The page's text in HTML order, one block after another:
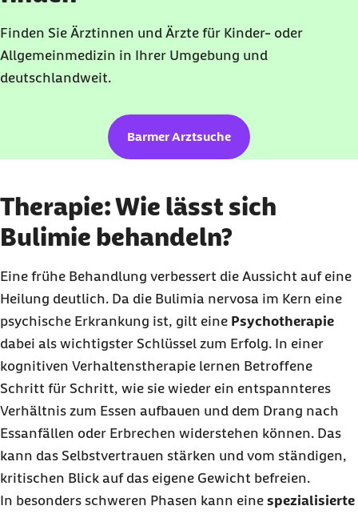
Finden Sie Ärztinnen und Ärzte für Kinder- oder
Allgemeinmedizin in Ihrer Umgebung und
deutschlandweit.
Barmer Arztsuche
Therapie: Wie lässt sich
Bulimie behandeln?
Eine frühe Behandlung verbessert die Aussicht auf eine
Heilung deutlich. Da die Bulimia nervosa im Kern eine
psychische Erkrankung ist, gilt eine Psychotherapie
dabei als wichtigster Schlüssel zum Erfolg. In einer
kognitiven Verhaltenstherapie lernen Betroffene
Schritt für Schritt, wie sie wieder ein entspannteres
Verhältnis zum Essen aufbauen und dem Drang nach
Essanfällen oder Erbrechen widerstehen können. Das
kann das Selbstvertrauen stärken und vom ständigen,
kritischen Blick auf das eigene Gewicht befreien.
In besonders schweren Phasen kann eine spezialisierte